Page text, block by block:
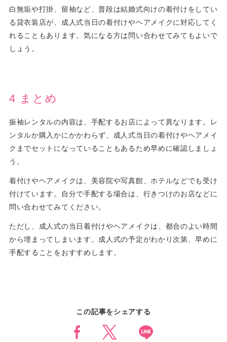
白無垢や打掛、留袖など、普段は結婚式向けの着付けをしてい
る貸衣装店が、成人式当日の着付けやヘアメイクに対応してく
れることもあります。気になる方は問い合わせてみてもよいで
しょう。
4 まとめ
振袖レンタルの内容は、手配するお店によって異なります。レ
ンタルか購入かにかかわらず、成人式当日の着付けやヘアメイ
クまでセットになっていることもあるため早めに確認しましょ
う。
着付けやヘアメイクは、美容院や写真館、ホテルなどでも受け
付けています。自分で手配する場合は、行きつけのお店などに
問い合わせてみてください。
ただし、成人式の当日着付けやヘアメイクは、都合のよい時間
から埋まってしまいます。成人式の予定がわかり次第、早めに
手配することをおすすめします。
この記事をシェアする